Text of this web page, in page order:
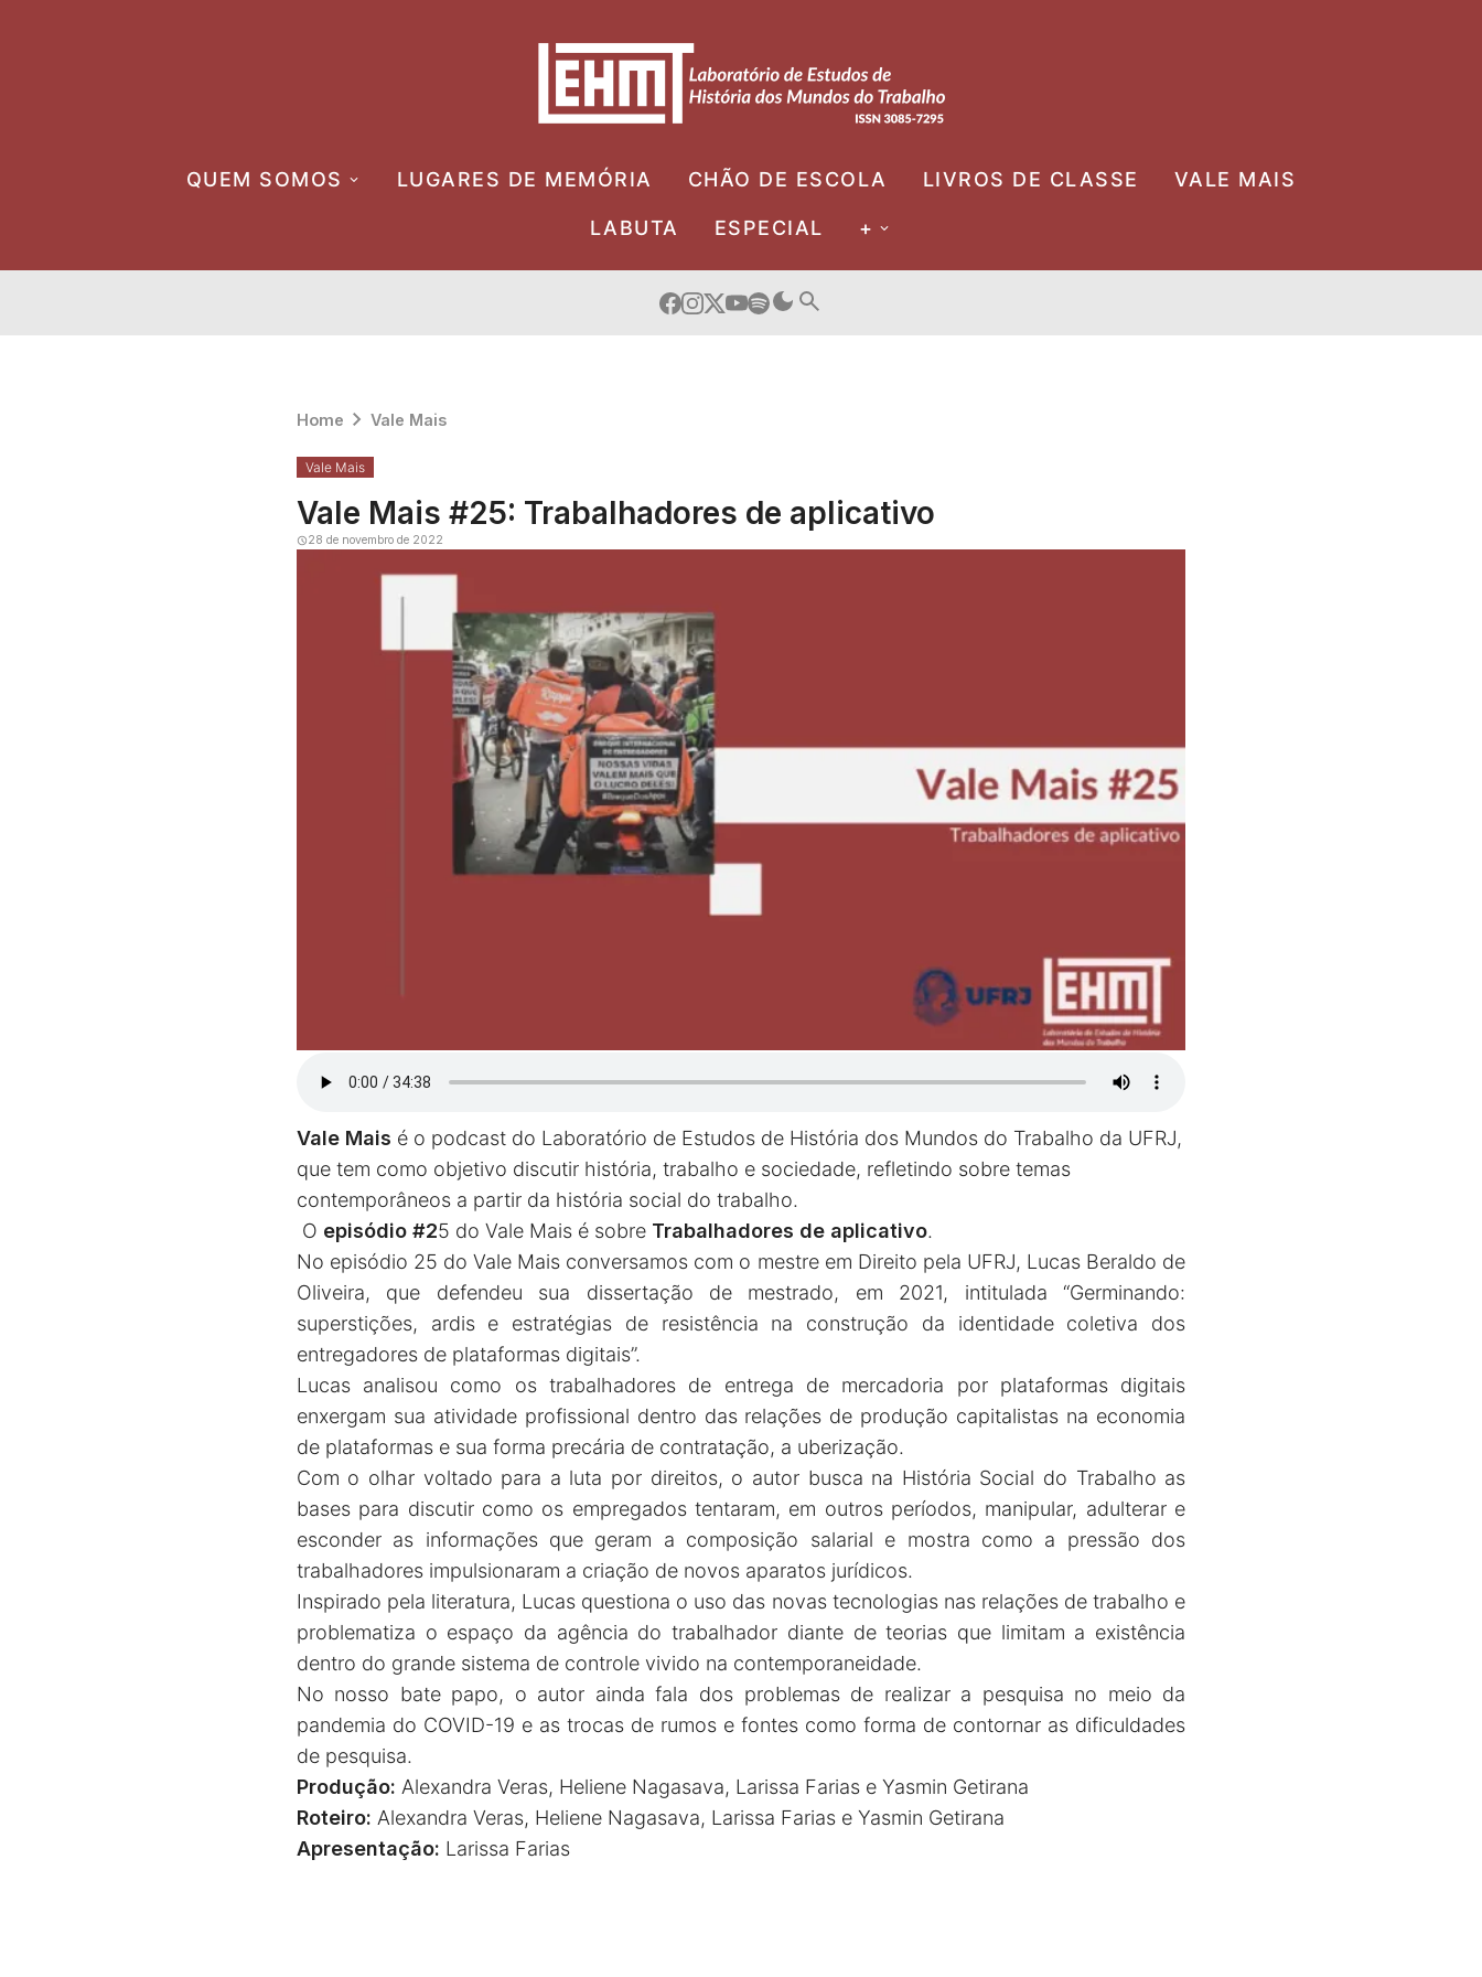
QUEM SOMOS LUGARES DE MEMÓRIA CHÃO DE ESCOLA LIVROS DE CLASSE VALE MAIS
LABUTA ESPECIAL +
Home Vale Mais
Vale Mais
Vale Mais #25: Trabalhadores de aplicativo
28 de novembro de 2022
Vale Mais é o podcast do Laboratório de Estudos de História dos Mundos do Trabalho da UFRJ,
que tem como objetivo discutir história, trabalho e sociedade, refletindo sobre temas
contemporâneos a partir da história social do trabalho.
O episódio #25 do Vale Mais é sobreTrabalhadores de aplicativo.
No episódio 25 do Vale Mais conversamos com o mestre em Direito pela UFRJ, Lucas Beraldo de
Oliveira, que defendeu sua dissertação de mestrado, em 2021, intitulada “Germinando:
superstições, ardis e estratégias de resistência na construção da identidade coletiva dos
entregadores de plataformas digitais”.
Lucas analisou como os trabalhadores de entrega de mercadoria por plataformas digitais
enxergam sua atividade profissional dentro das relações de produção capitalistas na economia
de plataformas e sua forma precária de contratação, a uberização.
Com o olhar voltado para a luta por direitos, o autor busca na História Social do Trabalho as
bases para discutir como os empregados tentaram, em outros períodos, manipular, adulterar e
esconder as informações que geram a composição salarial e mostra como a pressão dos
trabalhadores impulsionaram a criação de novos aparatos jurídicos.
Inspirado pela literatura, Lucas questiona o uso das novas tecnologias nas relações de trabalho e
problematiza o espaço da agência do trabalhador diante de teorias que limitam a existência
dentro do grande sistema de controle vivido na contemporaneidade.
No nosso bate papo, o autor ainda fala dos problemas de realizar a pesquisa no meio da
pandemia do COVID-19 e as trocas de rumos e fontes como forma de contornar as dificuldades
de pesquisa.
Produção: Alexandra Veras, Heliene Nagasava, Larissa Farias e Yasmin Getirana
Roteiro: Alexandra Veras, Heliene Nagasava, Larissa Farias e Yasmin Getirana
Apresentação: Larissa Farias